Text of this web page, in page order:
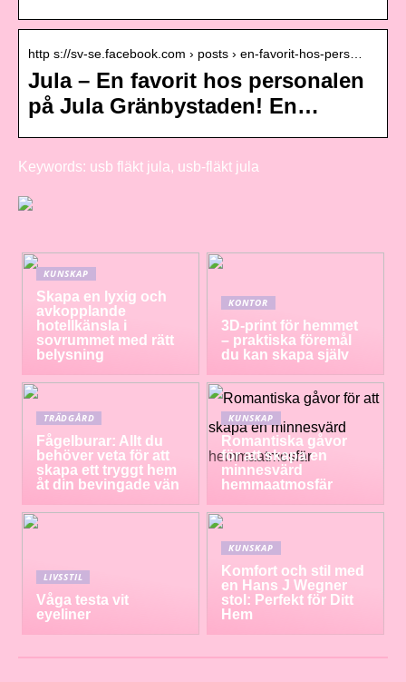
http s://sv-se.facebook.com › posts › en-favorit-hos-pers…
Jula – En favorit hos personalen
på Jula Gränbystaden! En…
Keywords: usb fläkt jula, usb-fläkt jula
KUNSKAP
Skapa en lyxig och
avkopplande
hotellkänsla i
sovrummet med rätt
belysning
KONTOR
3D-print för hemmet
– praktiska föremål
du kan skapa själv
TRÄDGÅRD
Fågelburar: Allt du
behöver veta för att
skapa ett tryggt hem
åt din bevingade vän
KUNSKAP
Romantiska gåvor
för att skapa en
minnesvärd
hemmaatmosfär
LIVSSTIL
Våga testa vit
eyeliner
KUNSKAP
Komfort och stil med
en Hans J Wegner
stol: Perfekt för Ditt
Hem